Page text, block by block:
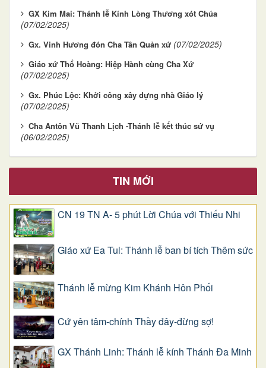
GX Kim Mai: Thánh lễ Kính Lòng Thương xót Chúa
(07/02/2025)
Gx. Vinh Hương đón Cha Tân Quản xứ (07/02/2025)
Giáo xứ Thổ Hoàng: Hiệp Hành cùng Cha Xứ
(07/02/2025)
Gx. Phúc Lộc: Khởi công xây dựng nhà Giáo lý
(07/02/2025)
Cha Antôn Vũ Thanh Lịch -Thánh lễ kết thúc sứ vụ
(06/02/2025)
TIN MỚI
CN 19 TN A- 5 phút Lời Chúa với Thiếu Nhi
Giáo xứ Ea Tul: Thánh lễ ban bí tích Thêm sức
Thánh lễ mừng Kim Khánh Hôn Phối
Cứ yên tâm-chính Thầy đây-đừng sợ!
GX Thánh Linh: Thánh lễ kính Thánh Đa Minh